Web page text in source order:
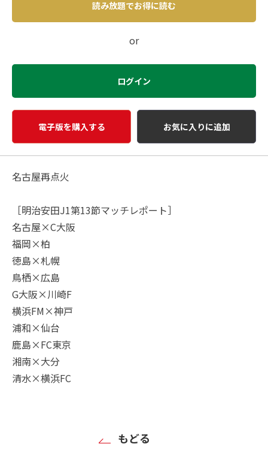
読み放題でお得に読む
or
ログイン
電子版を購入する お気に入りに追加
名古屋再点火
［明治安田J1第13節マッチレポート］
名古屋×C大阪
福岡×柏
徳島×札幌
鳥栖×広島
G大阪×川崎F
横浜FM×神戸
浦和×仙台
鹿島×FC東京
湘南×大分
清水×横浜FC
もどる